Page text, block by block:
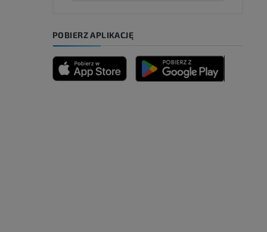
POBIERZ APLIKACJĘ